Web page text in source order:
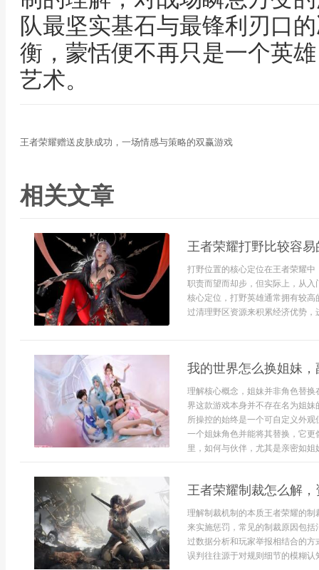
队最坚实基石与最锋利刃口
衡，蒙恬便不再只是一个英
艺术。
王者荣耀赠送皮肤成功，一场情感与策略的双赢游戏
相关文章
王者荣耀打野比较容
打野位置的核心定位在王者荣耀
职责而望而却步，但实际上，从
核心定位，打野英雄通常拥有较
过清理野区资源来积累经济优势
我的世界怎么换姐妹
理解核心概念，姐妹并非角色替
界这款游戏本身并不存在名为姐
所操控的始终是一个可自定义外
一个姐妹角色并能将其替换，它
里，如何与伙伴，尤其是亲密如姐
王者荣耀制裁怎么解
理解制裁机制的本质王者荣耀的
来实施惩罚，常见的制裁原因包
过数据分析和玩家举报相结合的
误判往往源于对规则细节的模糊认